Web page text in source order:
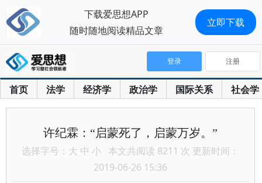
首页 法学 经济学 政治学 国际关系 社会学
登录 注册
许纪霖：“启蒙死了，启蒙万岁。”
选择字号： 大 中 小 本文共阅读 8211 次 更新时间：
2019-06-26 15:36
下载爱思想APP
随时随地阅读精品文章
立即下载